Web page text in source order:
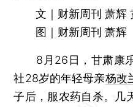
文｜财新周刊 萧辉
图｜财新周刊 萧辉
8月26日，甘肃康乐
社28岁的年轻母亲杨改
子后，服农药自杀。几